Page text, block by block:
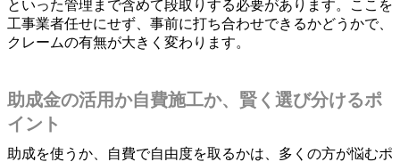
といった管理まで含めて段取りする必要があります。ここを
工事業者任せにせず、事前に打ち合わせできるかどうかで、
クレームの有無が大きく変わります。
助成金の活用か自費施工か、賢く選び分けるポ
イント
助成を使うか、自費で自由度を取るかは、多くの方が悩むポ